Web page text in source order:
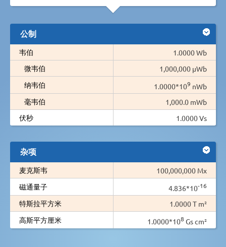
公制
韦伯
1.0000 Wb
微韦伯
1,000,000 µWb
纳韦伯
1.0000*109 nWb
毫韦伯
1,000.0 mWb
伏秒
1.0000 Vs
杂项
麦克斯韦
100,000,000 Mx
磁通量子
4.836*10-16
特斯拉平方米
1.0000 T m²
高斯平方厘米
1.0000*108 Gs cm²